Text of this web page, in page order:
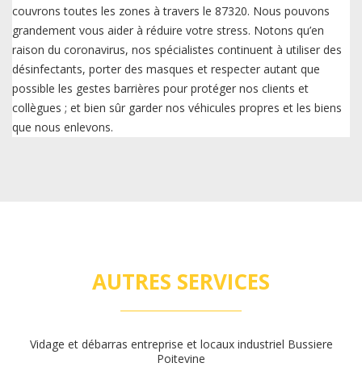
couvrons toutes les zones à travers le 87320. Nous pouvons
grandement vous aider à réduire votre stress. Notons qu’en
raison du coronavirus, nos spécialistes continuent à utiliser des
désinfectants, porter des masques et respecter autant que
possible les gestes barrières pour protéger nos clients et
collègues ; et bien sûr garder nos véhicules propres et les biens
que nous enlevons.
AUTRES SERVICES
Vidage et débarras entreprise et locaux industriel Bussiere
Poitevine